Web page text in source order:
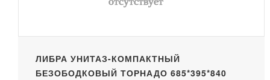
ЛИБРА УНИТАЗ-КОМПАКТНЫЙ
БЕЗОБОДКОВЫЙ ТОРНАДО 685*395*840